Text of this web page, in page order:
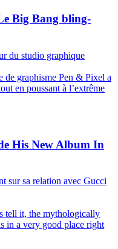
Big Bang bling-
du studio graphique
de graphisme Pen & Pixel a
en poussant à l’extrême
His New Album In
sur sa relation avec Gucci
tell it, the mythologically
in a very good place right